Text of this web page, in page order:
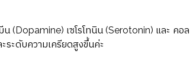
น (Dopamine) เซโรโทนิน (Serotonin) และ คอล
ะดับความเครียดสูงขึ้นค่ะ